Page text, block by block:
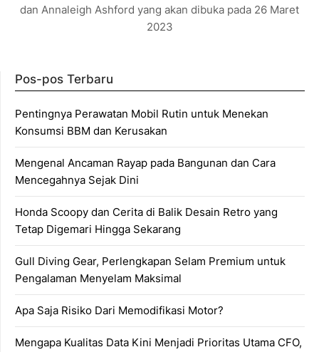
dan Annaleigh Ashford yang akan dibuka pada 26 Maret
2023
Pos-pos Terbaru
Pentingnya Perawatan Mobil Rutin untuk Menekan
Konsumsi BBM dan Kerusakan
Mengenal Ancaman Rayap pada Bangunan dan Cara
Mencegahnya Sejak Dini
Honda Scoopy dan Cerita di Balik Desain Retro yang
Tetap Digemari Hingga Sekarang
Gull Diving Gear, Perlengkapan Selam Premium untuk
Pengalaman Menyelam Maksimal
Apa Saja Risiko Dari Memodifikasi Motor?
Mengapa Kualitas Data Kini Menjadi Prioritas Utama CFO,